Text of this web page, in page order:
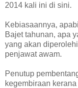
2014 kali ini di sini.
Kebiasaannya,
Bajet tahunan, apa
yang akan
penjawat awam.
Penutup
kegembiraan